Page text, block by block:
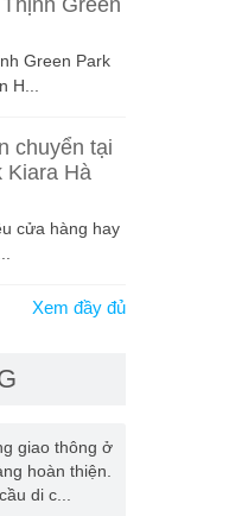
Green
Green Park
H...
chuyển tại
Kiara Hà
cửa hàng hay
Xem đầy đủ
giao thông ở
hoàn thiện.
di c...